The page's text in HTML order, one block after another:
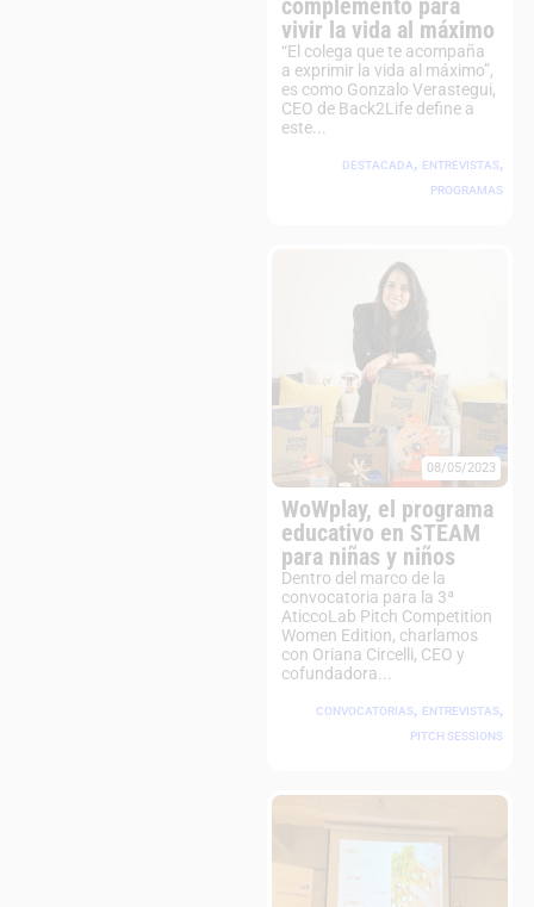
complemento para
vivir la vida al máximo
“El colega que te acompaña
a exprimir la vida al máximo”,
es como Gonzalo Verastegui,
CEO de Back2Life define a
este...
DESTACADA, ENTREVISTAS,
PROGRAMAS
08/05/2023
WoWplay, el programa
educativo en STEAM
para niñas y niños
Dentro del marco de la
convocatoria para la 3ª
AticcoLab Pitch Competition
Women Edition, charlamos
con Oriana Circelli, CEO y
cofundadora...
CONVOCATORIAS, ENTREVISTAS,
PITCH SESSIONS